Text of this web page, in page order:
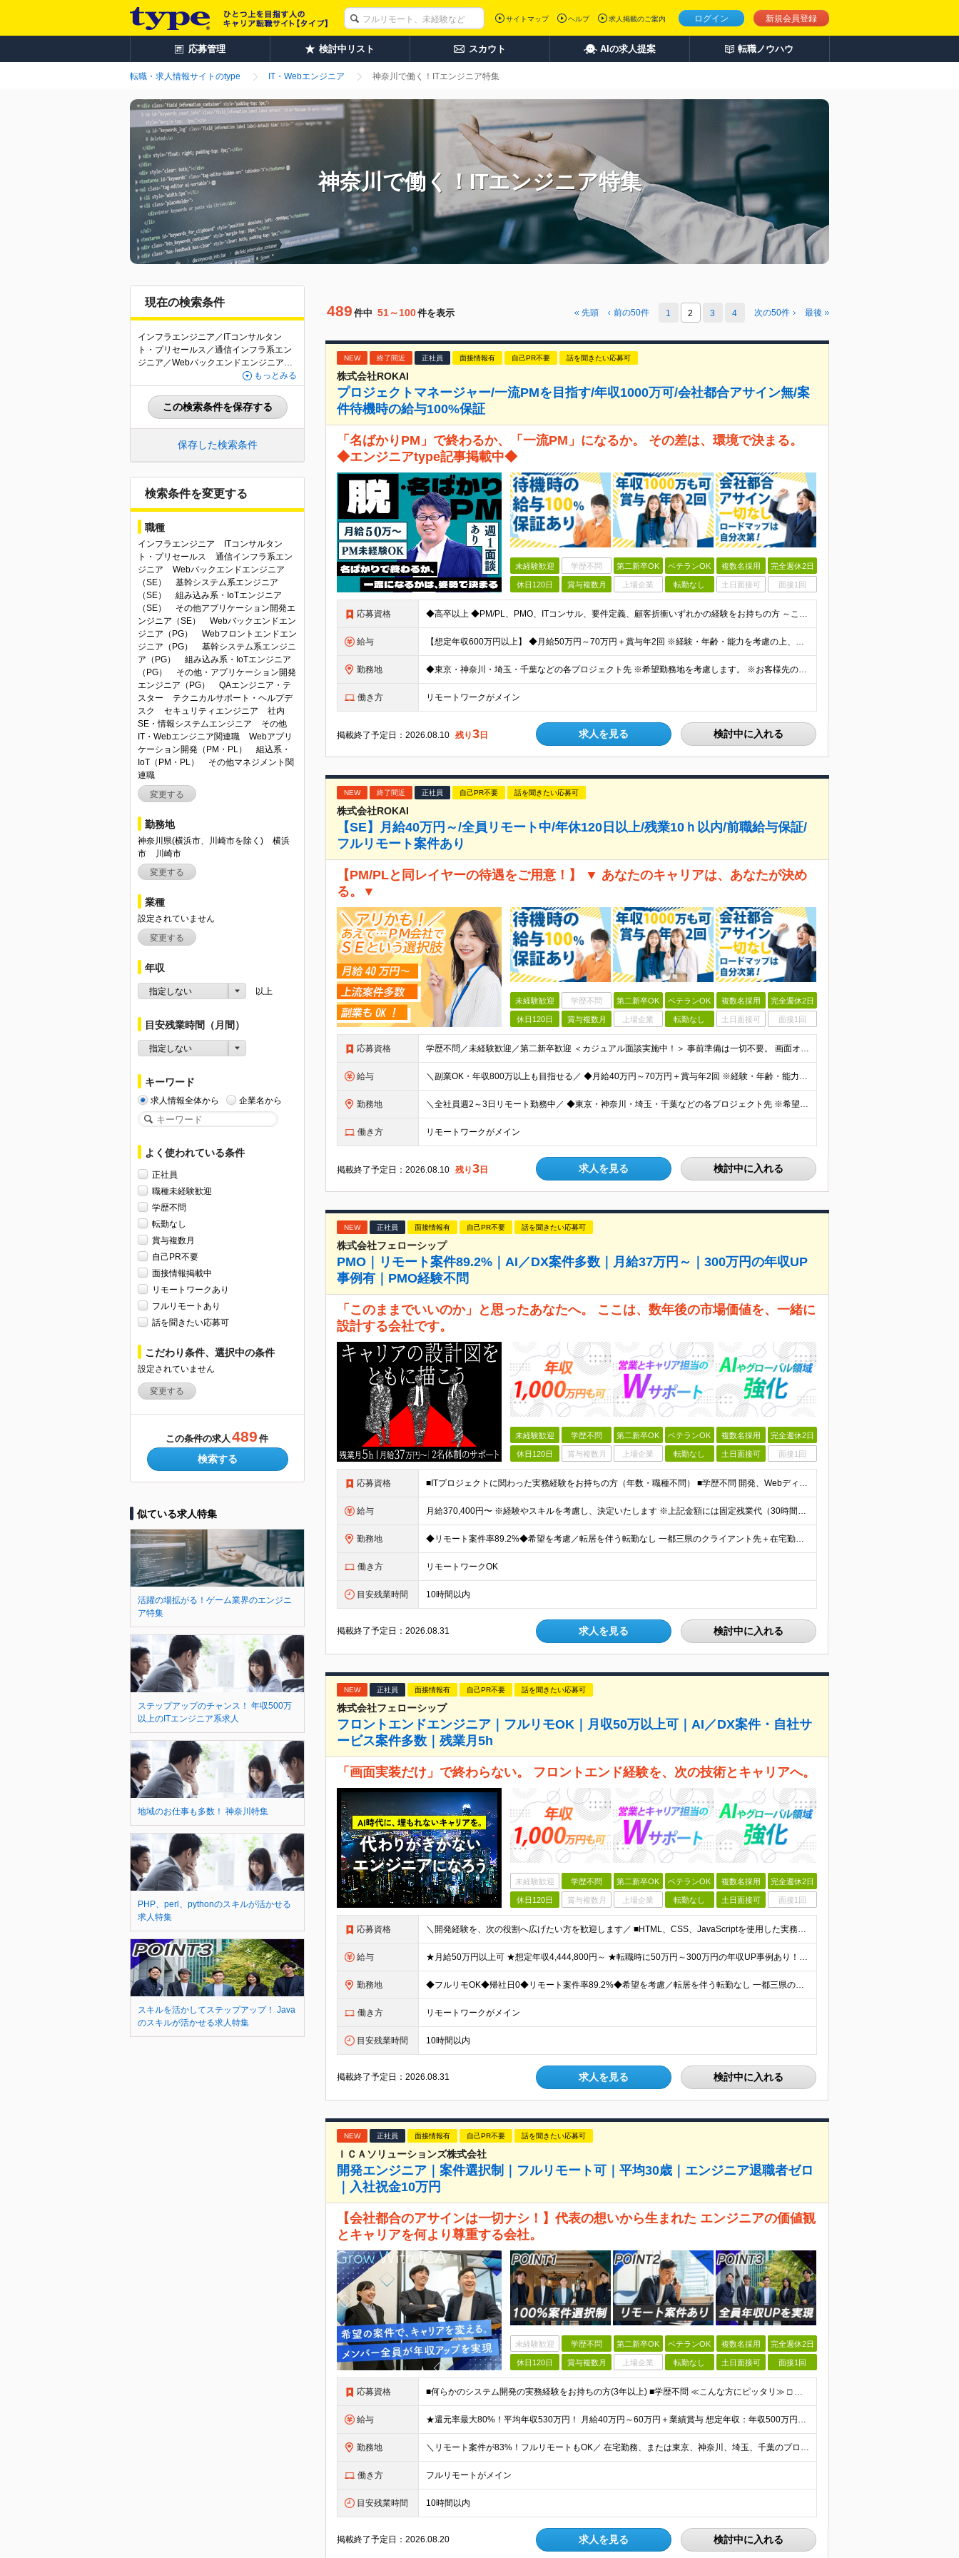
ログイン 新規会員登録
サイトマップ ヘルプ 求人掲載のご案内
応募管理 検討中リスト スカウト AIの求人提案 転職ノウハウ
転職・求人情報サイトのtype IT・Webエンジニア 神奈川で働く！ITエンジニア特集
神奈川で働く！ITエンジニア特集
現在の検索条件
インフラエンジニア／ITコンサルタン
ト・プリセールス／通信インフラ系エン
ジニア／Webバックエンドエンジニア
（SE）／基幹システム系エンジニア（S
E）／組み込み系・IoTエンジニア（SE）
／その他アプリケーション開発エンジニ
ア（SE）／Webバックエンドエンジニア
（PG）／Webフロントエンドエンジニア
（PG）／基幹システム系エンジニア（P
G）／組み込み系・IoTエンジニア（PG）
／その他・アプリケーション開発エンジ
ニア（PG）／QAエンジニア・テスター
／テクニカルサポート・ヘルプデスク／
ンジニア関連職／Webアプリケーション
開発（PM・PL）／組込系・IoT（PM・P
L）／その他マネジメント関連職／神奈川
県
もっとみる
この検索条件を保存する
保存した検索条件
検索条件を変更する
職種
インフラエンジニア
ITコンサルタン
ト・プリセールス
通信インフラ系エン
ジニア
Webバックエンドエンジニア
（SE）
基幹システム系エンジニア
（SE）
組み込み系・IoTエンジニア
（SE）
その他アプリケーション開発エ
ンジニア（SE）
Webバックエンドエン
ジニア（PG）
Webフロントエンドエン
ジニア（PG）
基幹システム系エンジニ
ア（PG）
組み込み系・IoTエンジニア
（PG）
その他・アプリケーション開発
エンジニア（PG）
QAエンジニア・テ
スター
テクニカルサポート・ヘルプデ
スク
セキュリティエンジニア
社内
SE・情報システムエンジニア
その他
IT・Webエンジニア関連職
Webアプリ
ケーション開発（PM・PL）
組込系・
IoT（PM・PL）
その他マネジメント関
連職
変更する
勤務地
神奈川県(横浜市、川崎市を除く)
横浜
市
川崎市
変更する
業種
設定されていません
変更する
年収
指定しない 以上
目安残業時間（月間）
指定しない
キーワード
求人情報全体から 企業名から
よく使われている条件
正社員
職種未経験歓迎
学歴不問
転勤なし
賞与複数月
自己PR不要
面接情報掲載中
リモートワークあり
フルリモートあり
話を聞きたい応募可
こだわり条件、選択中の条件
設定されていません
変更する
この条件の求人 489 件
検索する
似ている求人特集
活躍の場拡がる！ゲーム業界のエンジニ
ア特集
ステップアップのチャンス！ 年収500万
以上のITエンジニア系求人
地域のお仕事も多数！ 神奈川特集
PHP、perl、pythonのスキルが活かせる
求人特集
スキルを活かしてステップアップ！ Java
のスキルが活かせる求人特集
489 件中 51～100件を表示 先頭 前の50件 1 2 3 4 次の50件 最後
NEW 終了間近 正社員 面接情報有 自己PR不要 話を聞きたい応募可
株式会社ROKAI
プロジェクトマネージャー/一流PMを目指す/年収1000万可/会社都合アサイン無/案
件待機時の給与100%保証
「名ばかりPM」で終わるか、「一流PM」になるか。 その差は、環境で決まる。
◆エンジニアtype記事掲載中◆
未経験歓迎 学歴不問 第二新卒OK ベテランOK 複数名採用 完全週休2日
休日120日 賞与複数月 上場企業 転勤なし 土日面接可 面接1回
応募資格 ◆高卒以上 ◆PM/PL、PMO、ITコンサル、要件定義、顧客折衝いずれかの経験をお持ちの方 ～こんな方に向いています～ ・代表とフラットにキャリアや給与の相談をしたい ・火消しや目先の調整だけで
給与 【想定年収600万円以上】 ◆月給50万円～70万円＋賞与年2回 ※経験・年齢・能力を考慮の上、当社規定により優遇いたします ※試用期間1ヶ月あり、待遇等に差異なし ※残業代別途全額支給 〈スキル別
勤務地 ◆東京・神奈川・埼玉・千葉などの各プロジェクト先 ※希望勤務地を考慮します。 ※お客様先の9割は、東京23区内です。 ※転居を伴う転勤はありません。 ※フルリモートの場合は原則客先常駐となります。
働き方 リモートワークがメイン
掲載終了予定日：2026.08.10 残り3 日 求人を見る 検討中に入れる
NEW 終了間近 正社員 自己PR不要 話を聞きたい応募可
株式会社ROKAI
【SE】月給40万円～/全員リモート中/年休120日以上/残業10ｈ以内/前職給与保証/
フルリモート案件あり
【PM/PLと同レイヤーの待遇をご用意！】 ▼ あなたのキャリアは、あなたが決め
る。▼
未経験歓迎 学歴不問 第二新卒OK ベテランOK 複数名採用 完全週休2日
休日120日 賞与複数月 上場企業 転勤なし 土日面接可 面接1回
応募資格 学歴不問／未経験歓迎／第二新卒歓迎 ＜カジュアル面談実施中！＞ 事前準備は一切不要。 画面オフのカジュアル面談も歓迎です。 「今の現場、ちょっとレガシーで先が見えなくて…」 「市場価値を上げたいん
給与 ＼副業OK・年収800万以上も目指せる／ ◆月給40万円～70万円＋賞与年2回 ※経験・年齢・能力を考慮の上、当社規定により優遇いたします ※試用期間1ヶ月あり、待遇等に差異なし ※残業代別途全額支給
勤務地 ＼全社員週2～3日リモート勤務中／ ◆東京・神奈川・埼玉・千葉などの各プロジェクト先 ※希望勤務地を考慮します。 ※お客様先の9割は、東京23区内です。 ※転居を伴う転勤はありません。 ※客先常駐の場
働き方 リモートワークがメイン
掲載終了予定日：2026.08.10 残り3 日 求人を見る 検討中に入れる
NEW 正社員 面接情報有 自己PR不要 話を聞きたい応募可
株式会社フェローシップ
PMO｜リモート案件89.2%｜AI／DX案件多数｜月給37万円～｜300万円の年収UP
事例有｜PMO経験不問
「このままでいいのか」と思ったあなたへ。 ここは、数年後の市場価値を、一緒に
設計する会社です。
未経験歓迎 学歴不問 第二新卒OK ベテランOK 複数名採用 完全週休2日
休日120日 賞与複数月 上場企業 転勤なし 土日面接可 面接1回
応募資格 ■ITプロジェクトに関わった実務経験をお持ちの方（年数・職種不問） ■学歴不問 開発、Webディレクター、進行管理など、これまでの経験を活かせます。 PMOとしての実務経験は問いません。 ＼こんな
給与 月給370,400円〜 ※経験やスキルを考慮し、決定いたします ※上記金額には固定残業代（30時間分/70,400円～）を含みます。超過分は別途全額支給いたします ※試用期間6カ月あり（期間中の給与・
勤務地 ◆リモート案件率89.2%◆希望を考慮／転居を伴う転勤なし 一都三県のクライアント先＋在宅勤務（案件により異なります） 【本社】東京都千代田区内幸町2-2-3 日比谷国際ビル3F (変更の範囲)上
働き方 リモートワークOK
目安残業時間 10時間以内
掲載終了予定日：2026.08.31 求人を見る 検討中に入れる
NEW 正社員 面接情報有 自己PR不要 話を聞きたい応募可
株式会社フェローシップ
フロントエンドエンジニア｜フルリモOK｜月収50万以上可｜AI／DX案件・自社サ
ービス案件多数｜残業月5h
「画面実装だけ」で終わらない。 フロントエンド経験を、次の技術とキャリアへ。
未経験歓迎 学歴不問 第二新卒OK ベテランOK 複数名採用 完全週休2日
休日120日 賞与複数月 上場企業 転勤なし 土日面接可 面接1回
応募資格 ＼開発経験を、次の役割へ広げたい方を歓迎します／ ■HTML、CSS、JavaScriptを使用した実務経験を1年以上お持ちの方 ■APIを利用した画面・機能開発の経験、または基礎知識をお持ちの方
給与 ★月給50万円以上可 ★想定年収4,444,800円～ ★転職時に50万円～300万円の年収UP事例あり！ ★入社1年で年収が120万円上がった社員もいます！ 月給370,400円〜 ※経験やスキル
勤務地 ◆フルリモOK◆帰社日0◆リモート案件率89.2%◆希望を考慮／転居を伴う転勤なし 一都三県のクライアント先＋在宅勤務（案件により異なります） 【本社】東京都千代田区内幸町2-2-3 日比谷国際ビル
働き方 リモートワークがメイン
目安残業時間 10時間以内
掲載終了予定日：2026.08.31 求人を見る 検討中に入れる
NEW 正社員 面接情報有 自己PR不要 話を聞きたい応募可
ＩＣＡソリューションズ株式会社
開発エンジニア｜案件選択制｜フルリモート可｜平均30歳｜エンジニア退職者ゼロ
｜入社祝金10万円
【会社都合のアサインは一切ナシ！】代表の想いから生まれた エンジニアの価値観
とキャリアを何より尊重する会社。
未経験歓迎 学歴不問 第二新卒OK ベテランOK 複数名採用 完全週休2日
休日120日 賞与複数月 上場企業 転勤なし 土日面接可 面接1回
応募資格 ■何らかのシステム開発の実務経験をお持ちの方(3年以上) ■学歴不問 ≪こんな方にピッタリ≫ □ スキルや経験に見合う正当な収入を得たい □ PGからSEへのステップアップなど上流工程に挑戦したい
給与 ★還元率最大80%！平均年収530万円！ 月給40万円～60万円＋業績賞与 想定年収：年収500万円～800万円 ※スキルや経験、担当案件により変動します。 ◎スキルや経験を考慮し、優遇します
勤務地 ＼リモート案件が83%！フルリモートもOK／ 在宅勤務、または東京、神奈川、埼玉、千葉のプロジェクト先 ★リモート率83%！フルリモート案件も多数！ ★転居を伴う転勤はありません ■本社 東京都港区
働き方 フルリモートがメイン
目安残業時間 10時間以内
掲載終了予定日：2026.08.20 求人を見る 検討中に入れる